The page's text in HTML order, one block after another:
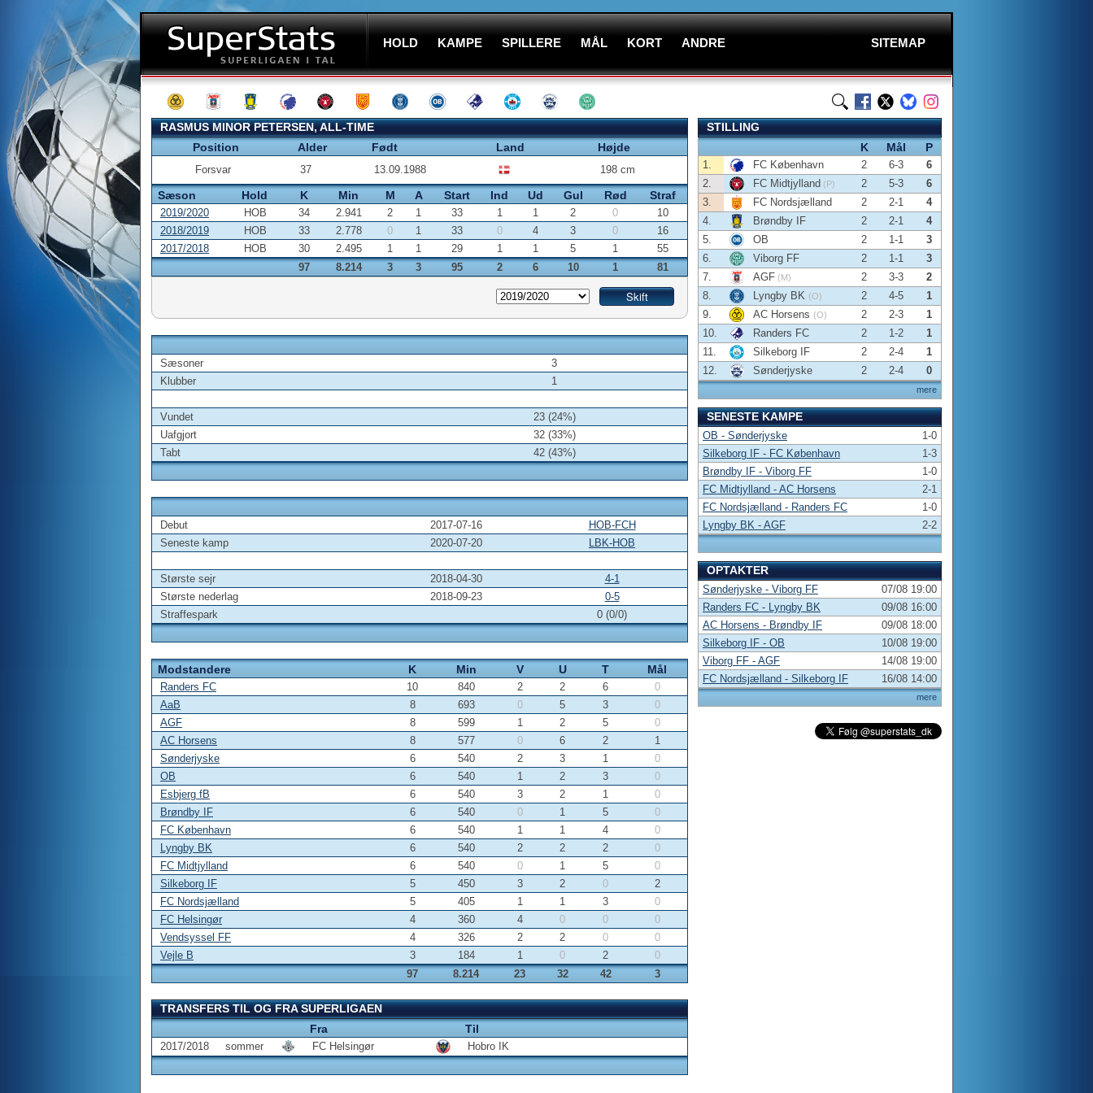
HOLD KAMPE SPILLERE MÅL KORT ANDRE SITEMAP
RASMUS MINOR PETERSEN, ALL-TIME
Position
Alder Født Land Højde
Forsvar 37 13.09.1988 198 cm
Sæson Hold K Min M A Start Ind Ud Gul Rød Straf
2019/2020 HOB 34 2.941 2 1 33 1 1 2 0
10
2018/2019
HOB 33 2.778 0 1 33 0 4 3 0
16
2017/2018
HOB 30 2.495 1 1 29 1 1 5 1
55
97
8.214 3 3 95 2 6 10 1 81
Sæsoner
3
Klubber
1
Vundet
23 (24%)
Uafgjort
32 (33%)
Tabt
42 (43%)
Debut 2017-07-16
HOB-FCH
Seneste kamp
2020-07-20 LBK-HOB
Største sejr 2018-04-30
4-1
Største nederlag
2018-09-23
0-5
Straffespark
0 (0/0)
Modstandere K Min V U T Mål
Randers FC 10 840 2 2 6
0
AaB
8 693 0 5 3
0
AGF
8 599 1 2 5
0
AC Horsens
8 577 0 6 2
1
Sønderjyske
6 540 2 3 1
0
OB
6 540 1 2 3
0
Esbjerg fB
6 540 3 2 1
0
Brøndby IF
6 540 0 1 5
0
FC København
6 540 1 1 4
0
Lyngby BK
6 540 2 2 2
0
FC Midtjylland
6 540 0 1 5
0
Silkeborg IF
5 450 3 2 0
2
FC Nordsjælland
5 405 1 1 3
0
FC Helsingør
4 360 4 0 0
0
Vendsyssel FF
4 326 2 2 0
0
Vejle B
3 184 1 0 2
0
97
8.214 23 32 42 3
TRANSFERS TIL OG FRA SUPERLIGAEN
Fra
Til
2017/2018 sommer FC Helsingør Hobro IK
STILLING
K
Mål P
mere
1. FC København 2 6-3
6
2.
FC Midtjylland (P) 2 5-3
6
3.
FC Nordsjælland 2 2-1
4
4.
Brøndby IF 2 2-1
4
5.
OB 2 1-1
3
6.
Viborg FF 2 1-1
3
7.
AGF (M) 2 3-3
2
8.
Lyngby BK (O) 2 4-5
1
9.
AC Horsens (O) 2 2-3
1
10.
Randers FC 2 1-2
1
11.
Silkeborg IF 2 2-4
1
12.
Sønderjyske 2 2-4 0
SENESTE KAMPE
OB - Sønderjyske
1-0
Silkeborg IF - FC København
1-3
Brøndby IF - Viborg FF
1-0
FC Midtjylland - AC Horsens
2-1
FC Nordsjælland - Randers FC
1-0
Lyngby BK - AGF
2-2
OPTAKTER
mere
Sønderjyske - Viborg FF
07/08 19:00
Randers FC - Lyngby BK
09/08 16:00
AC Horsens - Brøndby IF
09/08 18:00
Silkeborg IF - OB
10/08 19:00
Viborg FF - AGF
14/08 19:00
FC Nordsjælland - Silkeborg IF
16/08 14:00